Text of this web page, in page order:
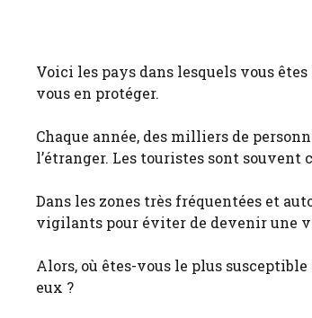
Voici les pays dans lesquels vous
vous en protéger.
Chaque année, des milliers de
l’étranger. Les touristes sont
Dans les zones très fréquentées et
vigilants pour éviter de devenir une
Alors, où êtes-vous le plus
eux ?